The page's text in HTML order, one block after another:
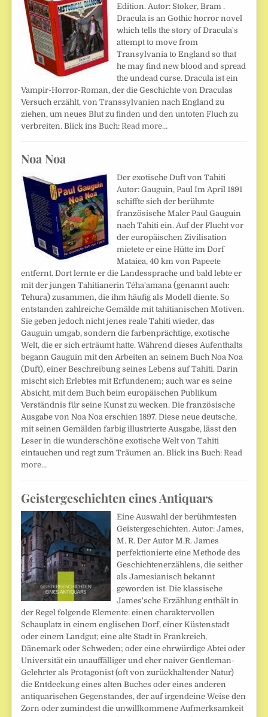
Edition. Autor: Stoker, Bram .
Dracula is an Gothic horror novel
which tells the story of Dracula's
attempt to move from
Transylvania to England so that
he may find new blood and spread
the undead curse. Dracula ist ein
Vampir-Horror-Roman, der die Geschichte von Draculas
Versuch erzählt, von Transsylvanien nach England zu
ziehen, um neues Blut zu finden und den untoten Fluch zu
verbreiten. Blick ins Buch:Read more…
Noa Noa
Der exotische Duft von Tahiti
Autor: Gauguin, Paul Im April 1891
schiffte sich der berühmte
französische Maler Paul Gauguin
nach Tahiti ein. Auf der Flucht vor
der europäischen Zivilisation
mietete er eine Hütte im Dorf
Mataiea, 40 km von Papeete
entfernt. Dort lernte er die Landessprache und bald lebte er
mit der jungen Tahitianerin Téha'amana (genannt auch:
Tehura) zusammen, die ihm häufig als Modell diente. So
entstanden zahlreiche Gemälde mit tahitianischen Motiven.
Sie geben jedoch nicht jenes reale Tahiti wieder, das
Gauguin umgab, sondern die farbenprächtige, exotische
Welt, die er sich erträumt hatte. Während dieses Aufenthalts
begann Gauguin mit den Arbeiten an seinem Buch Noa Noa
(Duft), einer Beschreibung seines Lebens auf Tahiti. Darin
mischt sich Erlebtes mit Erfundenem; auch war es seine
Absicht, mit dem Buch beim europäischen Publikum
Verständnis für seine Kunst zu wecken. Die französische
Ausgabe von Noa Noa erschien 1897. Diese neue deutsche,
mit seinen Gemälden farbig illustrierte Ausgabe, lässt den
Leser in die wunderschöne exotische Welt von Tahiti
eintauchen und regt zum Träumen an. Blick ins Buch:Read
more…
Geistergeschichten eines Antiquars
Eine Auswahl der berühmtesten
Geistergeschichten. Autor: James,
M. R. Der Autor M.R. James
perfektionierte eine Methode des
Geschichtenerzählens, die seither
als Jamesianisch bekannt
geworden ist. Die klassische
James'sche Erzählung enthält in
der Regel folgende Elemente: einen charaktervollen
Schauplatz in einem englischen Dorf, einer Küstenstadt
oder einem Landgut; eine alte Stadt in Frankreich,
Dänemark oder Schweden; oder eine ehrwürdige Abtei oder
Universität ein unauffälliger und eher naiver Gentleman-
Gelehrter als Protagonist (oft von zurückhaltender Natur)
die Entdeckung eines alten Buches oder eines anderen
antiquarischen Gegenstandes, der auf irgendeine Weise den
Zorn oder zumindest die unwillkommene Aufmerksamkeit